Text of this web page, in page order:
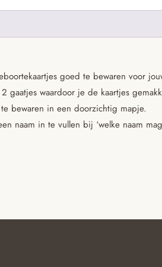
goed te bewaren voor
gaatjes waardoor je de kaartjes
bewaren in een doorzichtig mapje.
naam in te vullen bij ‘welke naam